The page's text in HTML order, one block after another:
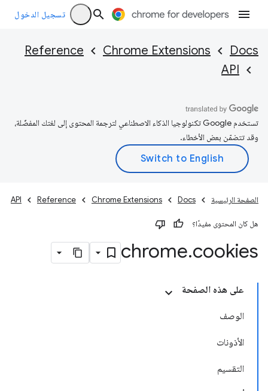
تسجيل الدخول
Docs
Chrome Extensions
Reference
API
تستخدم Google تكنولوجيا الذكاء الاصطناعي لترجمة المحتوى إلى لغتك المفضّلة،
وقد تتضمّن بعض الأخطاء.
الصفحة الرئيسية Docs
Chrome Extensions
Reference
API
هل كان المحتوى مفيدًا؟
chrome.cookies
على هذه الصفحة
الوصف
الأذونات
التقسيم